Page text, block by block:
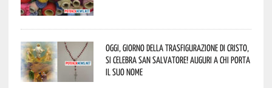
Oggi, giorno della Trasfigurazione di Cristo,
si celebra San Salvatore! Auguri a chi porta
il suo nome